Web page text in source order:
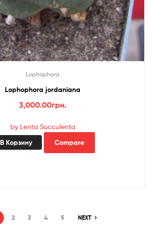
Lophophora
Lophophora jordaniana
3,000.00грн.
by Lenta Succulenta
В Корзину Compare
2 3 4 5 NEXT